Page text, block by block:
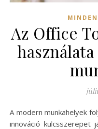
Az Office
A modern munkahelyek folyamataiban a hatékonyság és az
innováció kulcsszerepet